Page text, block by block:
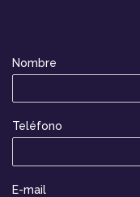
Nombre
Teléfono
E-mail